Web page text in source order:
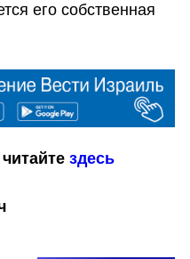
его собственная
здесь